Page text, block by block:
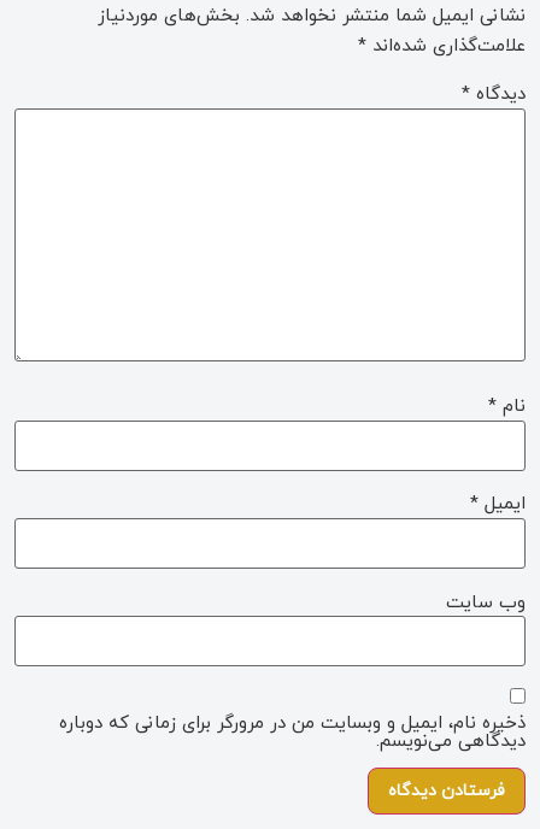
نشانی ایمیل شما منتشر نخواهد شد. بخش‌های موردنیاز
علامت‌گذاری شده‌اند *
دیدگاه *
نام *
ایمیل *
وب‌ سایت
ذخیره نام، ایمیل و وبسایت من در مرورگر برای زمانی که دوباره
دیدگاهی می‌نویسم.